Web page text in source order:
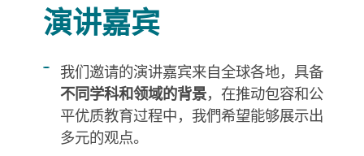
演讲嘉宾
我们邀请的演讲嘉宾来自全球各地，具备
不同学科和领域的背景，在推动包容和公
平优质教育过程中，我們希望能够展示出
多元的观点。